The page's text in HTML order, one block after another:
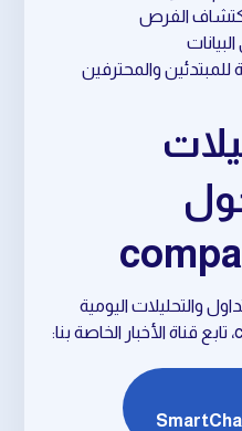
الفرص
للمبتدئين والمحترفين
والتحليلات اليومية